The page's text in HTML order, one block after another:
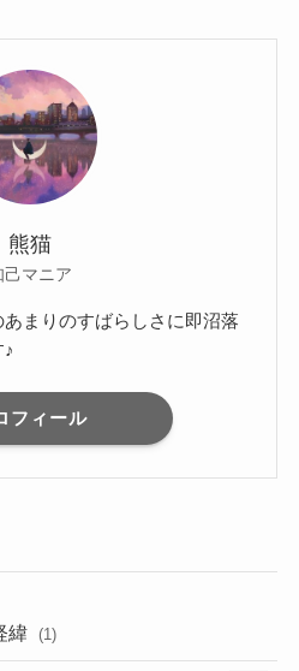
熊猫
己マニア
まりのすばらしさに即沼落
♪
フィール
緯 (1)